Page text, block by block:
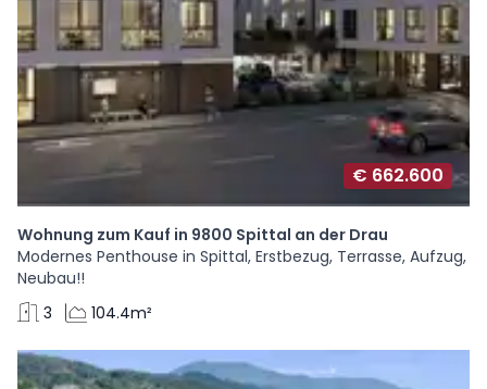
€ 662.600
Wohnung zum Kauf in 9800 Spittal an der Drau
Modernes Penthouse in Spittal, Erstbezug, Terrasse, Aufzug,
Neubau!!
3
104.4m²